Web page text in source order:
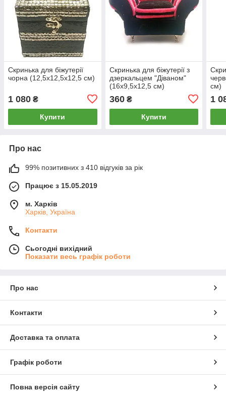
Скринька для біжутерії
чорна (12,5х12,5х12,5 см)
1 080 ₴
Купити
Скринька для біжутерії з
дзеркальцем "Діваном"
(16х9,5х12,5 см)
360₴
Купити
см)
1
Про нас
99% позитивних з 410 відгуків за рік
Працює з 15.05.2019
м. Харків
Харків, Україна
Контакти
Сьогодні вихідний
Показати весь графік роботи
Про нас
Контакти
Доставка та оплата
Графік роботи
Повна версія сайту